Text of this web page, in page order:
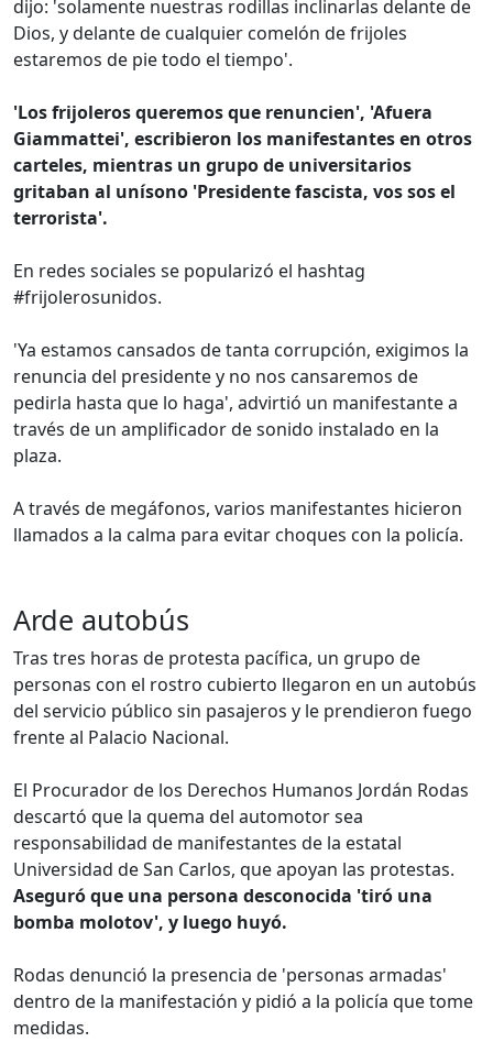
dijo: 'solamente nuestras rodillas inclinarlas delante de
Dios, y delante de cualquier comelón de frijoles
estaremos de pie todo el tiempo'.
'Los frijoleros queremos que renuncien', 'Afuera
Giammattei', escribieron los manifestantes en otros
carteles, mientras un grupo de universitarios
gritaban al unísono 'Presidente fascista, vos sos el
terrorista'.
En redes sociales se popularizó el hashtag
#frijolerosunidos.
'Ya estamos cansados de tanta corrupción, exigimos la
renuncia del presidente y no nos cansaremos de
pedirla hasta que lo haga', advirtió un manifestante a
través de un amplificador de sonido instalado en la
plaza.
A través de megáfonos, varios manifestantes hicieron
llamados a la calma para evitar choques con la policía.
Arde autobús
Tras tres horas de protesta pacífica, un grupo de
personas con el rostro cubierto llegaron en un autobús
del servicio público sin pasajeros y le prendieron fuego
frente al Palacio Nacional.
El Procurador de los Derechos Humanos Jordán Rodas
descartó que la quema del automotor sea
responsabilidad de manifestantes de la estatal
Universidad de San Carlos, que apoyan las protestas.
Aseguró que una persona desconocida 'tiró una
bomba molotov', y luego huyó.
Rodas denunció la presencia de 'personas armadas'
dentro de la manifestación y pidió a la policía que tome
medidas.